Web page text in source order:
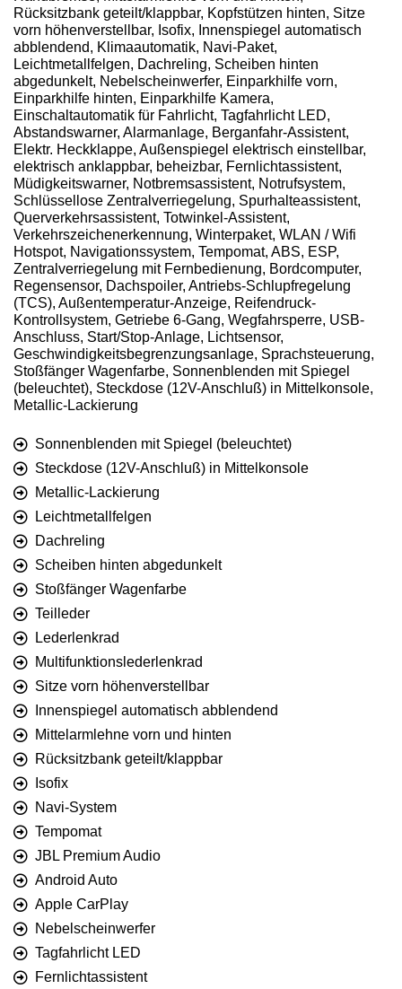
Rücksitzbank geteilt/klappbar, Kopfstützen hinten, Sitze
vorn höhenverstellbar, Isofix, Innenspiegel automatisch
abblendend, Klimaautomatik, Navi-Paket,
Leichtmetallfelgen, Dachreling, Scheiben hinten
abgedunkelt, Nebelscheinwerfer, Einparkhilfe vorn,
Einparkhilfe hinten, Einparkhilfe Kamera,
Einschaltautomatik für Fahrlicht, Tagfahrlicht LED,
Abstandswarner, Alarmanlage, Berganfahr-Assistent,
Elektr. Heckklappe, Außenspiegel elektrisch einstellbar,
elektrisch anklappbar, beheizbar, Fernlichtassistent,
Müdigkeitswarner, Notbremsassistent, Notrufsystem,
Schlüssellose Zentralverriegelung, Spurhalteassistent,
Querverkehrsassistent, Totwinkel-Assistent,
Verkehrszeichenerkennung, Winterpaket, WLAN / Wifi
Hotspot, Navigationssystem, Tempomat, ABS, ESP,
Zentralverriegelung mit Fernbedienung, Bordcomputer,
Regensensor, Dachspoiler, Antriebs-Schlupfregelung
(TCS), Außentemperatur-Anzeige, Reifendruck-
Kontrollsystem, Getriebe 6-Gang, Wegfahrsperre, USB-
Anschluss, Start/Stop-Anlage, Lichtsensor,
Geschwindigkeitsbegrenzungsanlage, Sprachsteuerung,
Stoßfänger Wagenfarbe, Sonnenblenden mit Spiegel
(beleuchtet), Steckdose (12V-Anschluß) in Mittelkonsole,
Metallic-Lackierung
Sonnenblenden mit Spiegel (beleuchtet)
Steckdose (12V-Anschluß) in Mittelkonsole
Metallic-Lackierung
Leichtmetallfelgen
Dachreling
Scheiben hinten abgedunkelt
Stoßfänger Wagenfarbe
Teilleder
Lederlenkrad
Multifunktionslederlenkrad
Sitze vorn höhenverstellbar
Innenspiegel automatisch abblendend
Mittelarmlehne vorn und hinten
Rücksitzbank geteilt/klappbar
Isofix
Navi-System
Tempomat
JBL Premium Audio
Android Auto
Apple CarPlay
Nebelscheinwerfer
Tagfahrlicht LED
Fernlichtassistent